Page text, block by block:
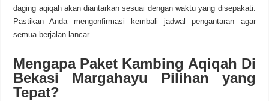
daging aqiqah akan diantarkan sesuai dengan waktu yang disepakati.
Pastikan Anda mengonfirmasi kembali jadwal pengantaran agar
semua berjalan lancar.
Mengapa Paket Kambing Aqiqah Di
Bekasi Margahayu Pilihan yang
Tepat?